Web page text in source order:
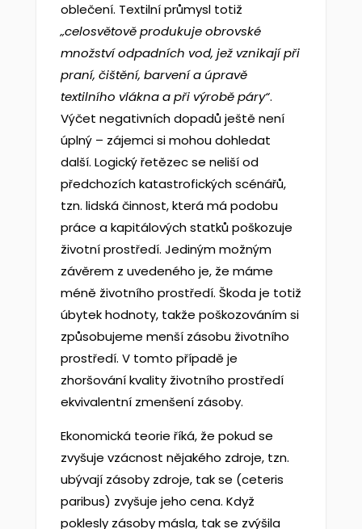
oblečení. Textilní průmysl totiž
„celosvětově produkuje obrovské
množství odpadních vod, jež vznikají při
praní, čištění, barvení a úpravě
textilního vlákna a při výrobě páry“.
Výčet negativních dopadů ještě není
úplný – zájemci si mohou dohledat
další. Logický řetězec se neliší od
předchozích katastrofických scénářů,
tzn. lidská činnost, která má podobu
práce a kapitálových statků poškozuje
životní prostředí. Jediným možným
závěrem z uvedeného je, že máme
méně životního prostředí. Škoda je totiž
úbytek hodnoty, takže poškozováním si
způsobujeme menší zásobu životního
prostředí. V tomto případě je
zhoršování kvality životního prostředí
ekvivalentní zmenšení zásoby.
Ekonomická teorie říká, že pokud se
zvyšuje vzácnost nějakého zdroje, tzn.
ubývají zásoby zdroje, tak se (ceteris
paribus) zvyšuje jeho cena. Když
poklesly zásoby másla, tak se zvýšila